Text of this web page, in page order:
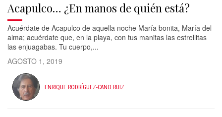
Acapulco… ¿En manos de quién está?
Acuérdate de Acapulco de aquella noche María bonita, María del
alma; acuérdate que, en la playa, con tus manitas las estrellitas
las enjuagabas. Tu cuerpo,...
AGOSTO 1, 2019
ENRIQUE RODRÍGUEZ-CANO RUIZ